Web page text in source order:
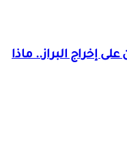
إخراج البراز.. ماذا